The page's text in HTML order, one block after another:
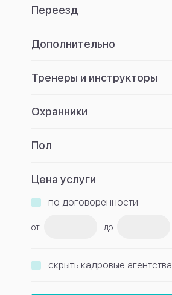
Переезд
Дополнительно
Тренеры и инструкторы
Охранники
Пол
Цена услуги
по договоренности
от до
скрыть кадровые агентства